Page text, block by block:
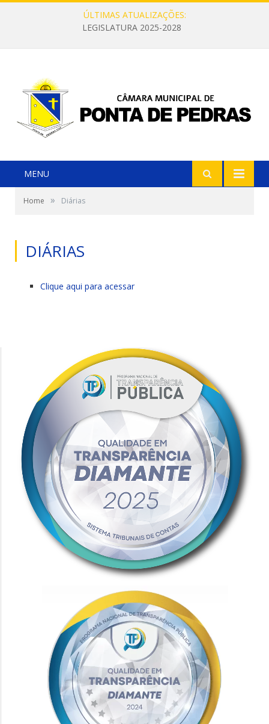
ÚLTIMAS ATUALIZAÇÕES:
LEGISLATURA 2025-2028
MENU
Home » Diárias
DIÁRIAS
Clique aqui para acessar